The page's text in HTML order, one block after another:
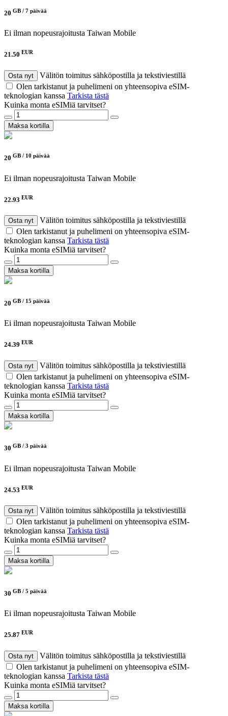
20 GB / 7 päivää
Ei ilman nopeusrajoitusta Taiwan Mobile
21.50 EUR
Osta nyt
Välitön toimitus sähköpostilla ja tekstiviestillä
Olen tarkistanut ja puhelimeni on yhteensopiva eSIM-
teknologian kanssa Tarkista tästä
Kuinka monta eSIMiä tarvitset?
Maksa kortilla
20 GB / 10 päivää
Ei ilman nopeusrajoitusta Taiwan Mobile
22.93 EUR
Osta nyt
Välitön toimitus sähköpostilla ja tekstiviestillä
Olen tarkistanut ja puhelimeni on yhteensopiva eSIM-
teknologian kanssa Tarkista tästä
Kuinka monta eSIMiä tarvitset?
Maksa kortilla
20 GB / 15 päivää
Ei ilman nopeusrajoitusta Taiwan Mobile
24.39 EUR
Osta nyt
Välitön toimitus sähköpostilla ja tekstiviestillä
Olen tarkistanut ja puhelimeni on yhteensopiva eSIM-
teknologian kanssa Tarkista tästä
Kuinka monta eSIMiä tarvitset?
Maksa kortilla
30 GB / 3 päivää
Ei ilman nopeusrajoitusta Taiwan Mobile
24.53 EUR
Osta nyt
Välitön toimitus sähköpostilla ja tekstiviestillä
Olen tarkistanut ja puhelimeni on yhteensopiva eSIM-
teknologian kanssa Tarkista tästä
Kuinka monta eSIMiä tarvitset?
Maksa kortilla
30 GB / 5 päivää
Ei ilman nopeusrajoitusta Taiwan Mobile
25.87 EUR
Osta nyt
Välitön toimitus sähköpostilla ja tekstiviestillä
Olen tarkistanut ja puhelimeni on yhteensopiva eSIM-
teknologian kanssa Tarkista tästä
Kuinka monta eSIMiä tarvitset?
Maksa kortilla